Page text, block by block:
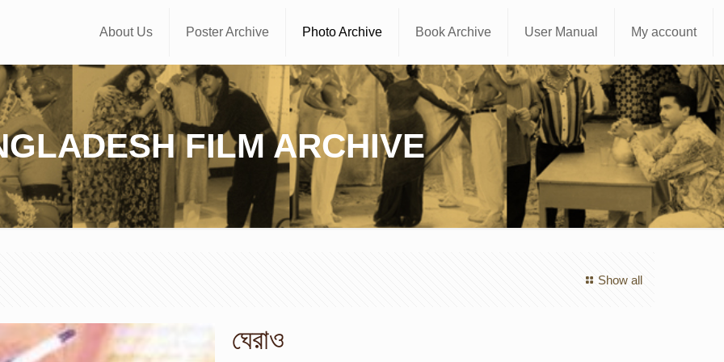
About Us Poster Archive Photo Archive Book Archive User Manual My account
FILM ARCHIVE
Show all
ঘেরাও